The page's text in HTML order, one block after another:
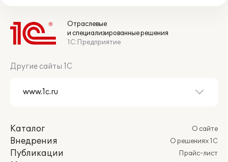
Отраслевые
и специализированные решения
1С:Предприятие
Другие сайты 1С
Каталог
Внедрения
Публикации
О сайте
О решениях 1С
Прайс-лист